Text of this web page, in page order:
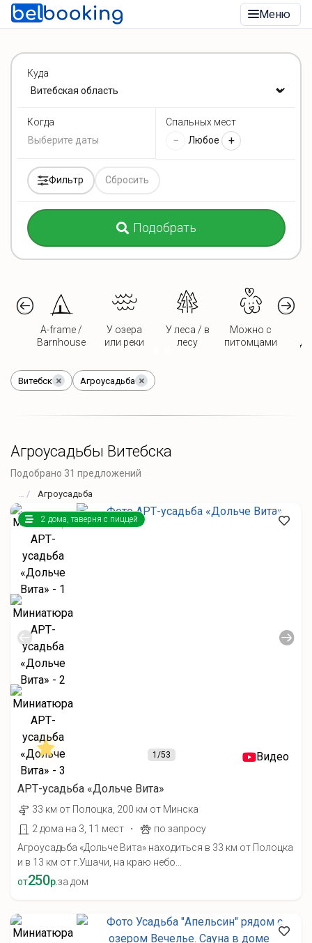
Меню
Куда
Когда Спальных мест
− Любое +
Фильтр Сбросить
Подобрать
A-frame /
Barnhouse
У озера
или реки
У леса / в
лесу
Можно с
питомцами
Витебск Агроусадьба
Агроусадьбы Витебска
Подобрано 31 предложений
Агроусадьба
1/53
2 дома, таверня с пиццей
Видео
АРТ-усадьба «Дольче Вита»
33 км от Полоцка, 200 км от Минска
2 дома на 3, 11 мест
·
по запросу
Агроусадьба «Дольче Вита» находиться в 33 км от Полоцка
и в 13 км от г.Ушачи, на краю небо...
от250р.за дом